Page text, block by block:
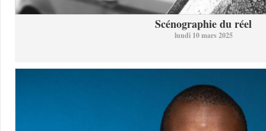
Scénographie du réel
lundi 10 mars 2025